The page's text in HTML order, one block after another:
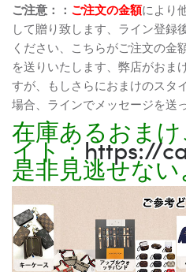
ご注意：： ご注文の金額により
して贈り致します、ライン登録
ください、こちらがご注文の金
を送りいたします、弊店がおま
すが、もしさらにおまけのスタ
場合、ラインでメッセージを送
在庫あるおま
イト：https://
是非見逃せな